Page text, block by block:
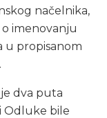
načelnika,
imenovanju
u propisanom
dva puta
Odluke bile